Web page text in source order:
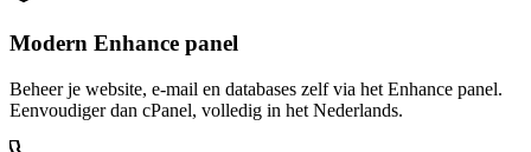
Modern Enhance panel
Beheer je website, e-mail en databases zelf via het Enhance panel.
Eenvoudiger dan cPanel, volledig in het Nederlands.